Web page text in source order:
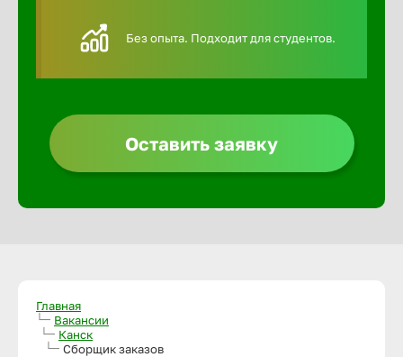
Анадырь
Без опыта. Подходит для студентов.
Оставить заявку
Главная
Вакансии
Канск
Сборщик заказов